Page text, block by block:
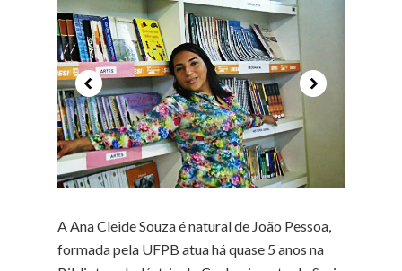
A Ana Cleide Souza é natural de João Pessoa,
formada pela UFPB atua há quase 5 anos na